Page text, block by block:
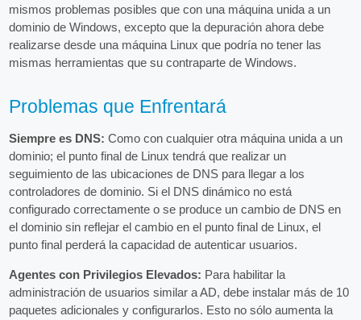
mismos problemas posibles que con una máquina unida a un
dominio de Windows, excepto que la depuración ahora debe
realizarse desde una máquina Linux que podría no tener las
mismas herramientas que su contraparte de Windows.
Problemas que Enfrentará
Siempre es DNS: Como con cualquier otra máquina unida a un
dominio; el punto final de Linux tendrá que realizar un
seguimiento de las ubicaciones de DNS para llegar a los
controladores de dominio. Si el DNS dinámico no está
configurado correctamente o se produce un cambio de DNS en
el dominio sin reflejar el cambio en el punto final de Linux, el
punto final perderá la capacidad de autenticar usuarios.
Agentes con Privilegios Elevados: Para habilitar la
administración de usuarios similar a AD, debe instalar más de 10
paquetes adicionales y configurarlos. Esto no sólo aumenta la